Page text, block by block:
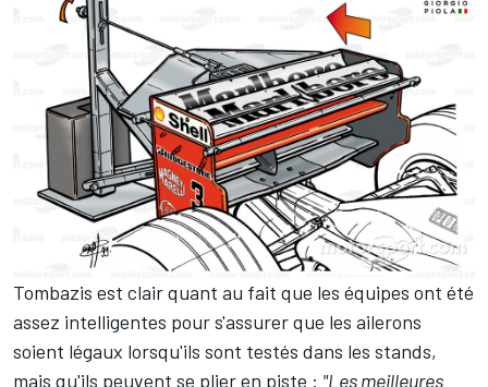
Tombazis est clair quant au fait que les équipes ont été
assez intelligentes pour s'assurer que les ailerons
soient légaux lorsqu'ils sont testés dans les stands,
mais qu'ils peuvent se plier en piste : "Les meilleures